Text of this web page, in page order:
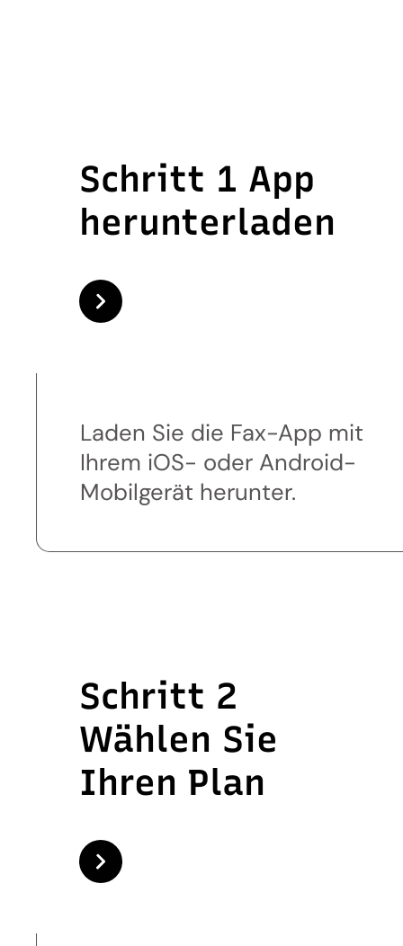
Schritt 1 App
herunterladen
Laden Sie die Fax-App mit
Ihrem iOS- oder Android-
Mobilgerät herunter.
Schritt 2
Wählen Sie
Ihren Plan